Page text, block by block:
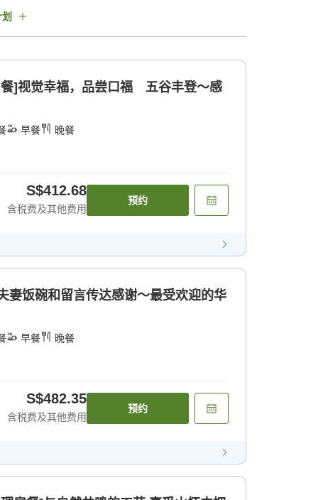
]视觉幸福，品尝口福 五谷丰登〜感
早餐 晚餐
S$412.68
含税费及其他费用
预约
妻饭碗和留言传达感谢～最受欢迎的华
早餐 晚餐
S$482.35
含税费及其他费用
预约